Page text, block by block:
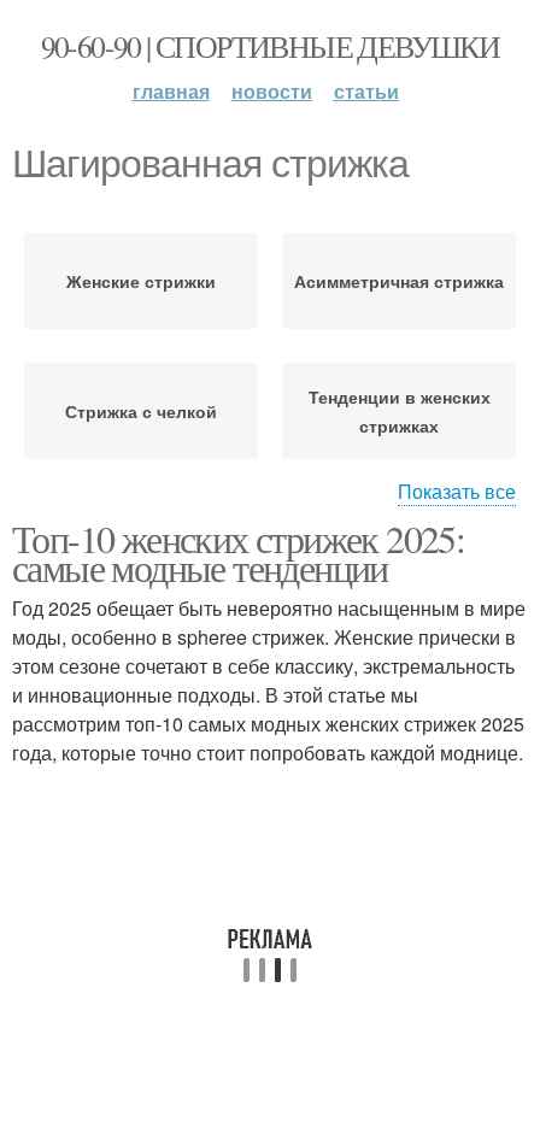
90-60-90 | СПОРТИВНЫЕ ДЕВУШКИ
главная новости статьи
Шагированная стрижка
Женские стрижки Асимметричная стрижка
Стрижка с челкой
Тенденции в женских
стрижках
Многослойные стрижки Стрижка в стиле
Стрижки на короткие
волосы
Стрижки на волосы
Показать все
Топ-10 женских стрижек 2025:
самые модные тенденции
Год 2025 обещает быть невероятно насыщенным в мире
моды, особенно в spheree стрижек. Женские прически в
этом сезоне сочетают в себе классику, экстремальность
и инновационные подходы. В этой статье мы
рассмотрим топ-10 самых модных женских стрижек 2025
года, которые точно стоит попробовать каждой моднице.